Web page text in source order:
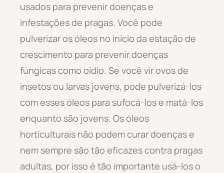
usados para prevenir doenças e
infestações de pragas. Você pode
pulverizar os óleos no início da estação de
crescimento para prevenir doenças
fúngicas como oídio. Se você vir ovos de
insetos ou larvas jovens, pode pulverizá-los
com esses óleos para sufocá-los e matá-los
enquanto são jovens. Os óleos
horticulturais não podem curar doenças e
nem sempre são tão eficazes contra pragas
adultas, por isso é tão importante usá-los o